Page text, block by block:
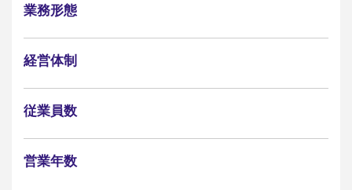
業務形態
経営体制
従業員数
営業年数